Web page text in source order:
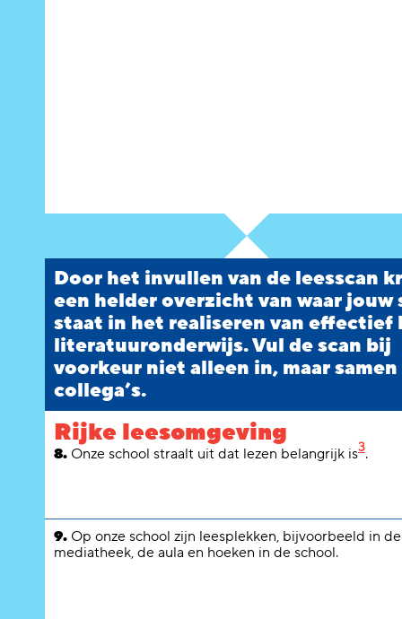
Door het invullen van de leesscan
een helder overzicht van waar jouw
staat in het realiseren van effectief
literatuuronderwijs. Vul de scan bij
voorkeur niet alleen in, maar
collega’s.
Rijke leesomgeving
8. Onze school straalt uit dat lezen belangrijk is3.
9. Op onze school zijn leesplekken, bijvoorbeeld in de
mediatheek, de aula en hoeken in de school.